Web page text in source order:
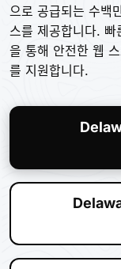
으로 공급되는 수백
스를 제공합니다.
을 통해 안전한 웹
를 지원합니다.